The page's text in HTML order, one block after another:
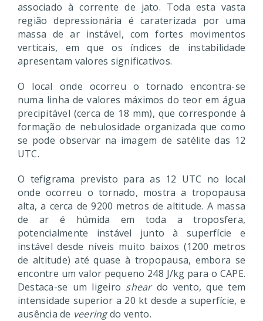
associado à corrente de jato. Toda esta vasta
região depressionária é caraterizada por uma
massa de ar instável, com fortes movimentos
verticais, em que os índices de instabilidade
apresentam valores significativos.
O local onde ocorreu o tornado encontra-se
numa linha de valores máximos do teor em água
precipitável (cerca de 18 mm), que corresponde à
formação de nebulosidade organizada que como
se pode observar na imagem de satélite das 12
UTC.
O tefigrama previsto para as 12 UTC no local
onde ocorreu o tornado, mostra a tropopausa
alta, a cerca de 9200 metros de altitude. A massa
de ar é húmida em toda a troposfera,
potencialmente instável junto à superfície e
instável desde níveis muito baixos (1200 metros
de altitude) até quase à tropopausa, embora se
encontre um valor pequeno 248 J/kg para o CAPE.
Destaca-se um ligeiro sheardo vento, que tem
intensidade superior a 20 kt desde a superfície, e
ausência de veeringdo vento.